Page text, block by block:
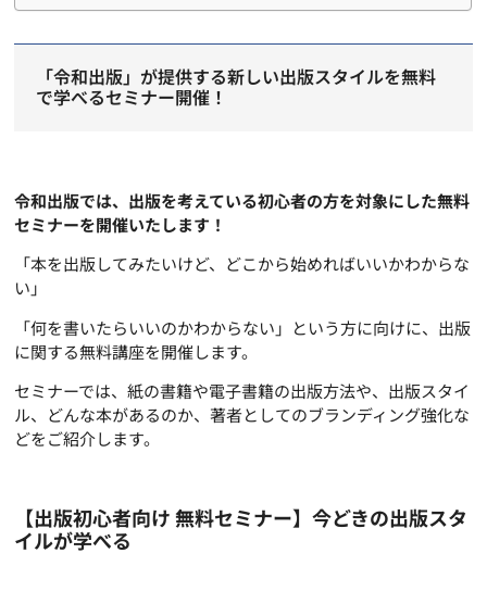
「令和出版」が提供する新しい出版スタイルを無料
で学べるセミナー開催！
令和出版では、出版を考えている初心者の方を対象にした無料
セミナーを開催いたします！
「本を出版してみたいけど、どこから始めればいいかわからな
い」
「何を書いたらいいのかわからない」という方に向けに、出版
に関する無料講座を開催します。
セミナーでは、紙の書籍や電子書籍の出版方法や、出版スタイ
ル、どんな本があるのか、著者としてのブランディング強化な
どをご紹介します。
【出版初心者向け 無料セミナー】今どきの出版スタ
イルが学べる